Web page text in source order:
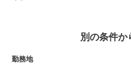
別の条件か
勤務地